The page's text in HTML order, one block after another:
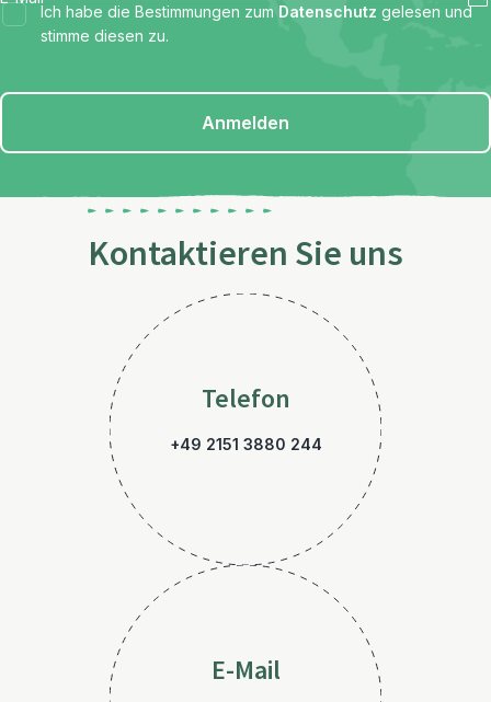
Ich habe die Bestimmungen zum Datenschutz gelesen und
stimme diesen zu.
Anmelden
Kontaktieren Sie uns
Telefon
+49 2151 3880 244
E-Mail